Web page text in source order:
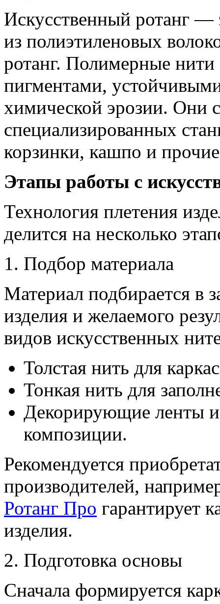
Искусственный ротанг —
из полиэтиленовых
ротанг. Полимерные
пигментами,
химической эрозии. Они
специализированных
корзинки, кашпо и
Этапы работы с
Технология плетения
делится на несколько
1. Подбор материала
Материал подбирается в
изделия и желаемого
видов искусственных
Толстая нить для
Тонкая нить для
Декорирующие ленты
композиции.
Рекомендуется
производителей,
Ротанг Про гарантирует
изделия.
2. Подготовка основы
Сначала формируется